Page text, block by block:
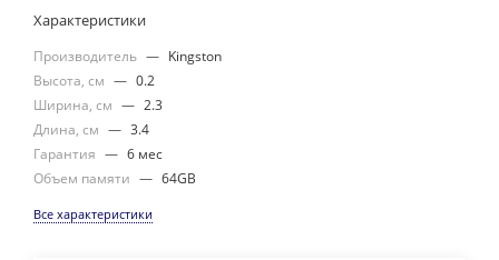
Характеристики
Производитель — Kingston
Высота, см — 0.2
Ширина, см — 2.3
Длина, см — 3.4
Гарантия — 6 мес
Объем памяти — 64GB
Все характеристики